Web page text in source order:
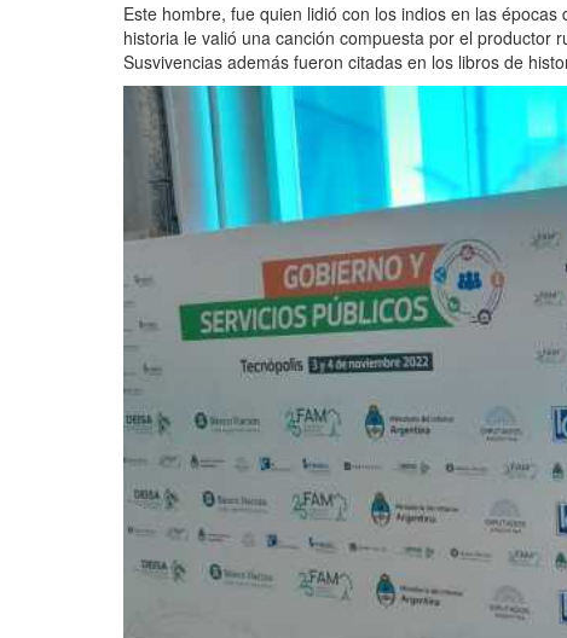
Este hombre, fue quien lidió con los indios en las
historia le valió una canción compuesta por el productor
Susvivencias además fueron citadas en los libros de